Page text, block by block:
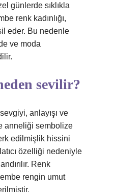
günlerde sıklıkla
renk kadınlığı,
eder. Bu nedenle
ve moda
sevilir?
anlayışı ve
anneliği sembolize
edilmişlik hissini
özelliği nedeniyle
Renk
rengin umut